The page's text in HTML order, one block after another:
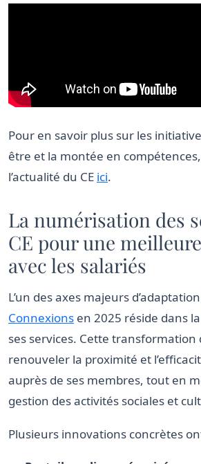
Pour en savoir plus sur les
être et la montée en
l’actualité du CE ici.
La numérisation des
CE pour une
avec les salariés
L’un des axes majeurs
Connexions en 2025 réside dans
ses services. Cette transformation
renouveler la proximité et
auprès de ses membres, tout en
gestion des activités sociales et
Plusieurs innovations concrètes